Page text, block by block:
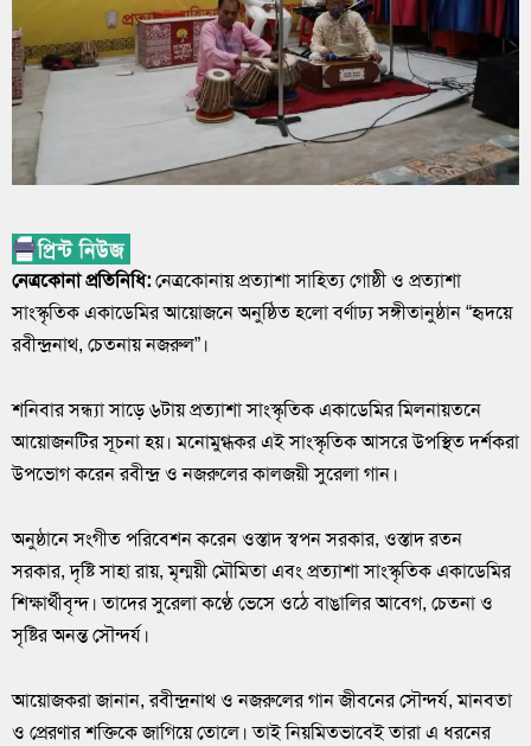
নেত্রকোনা প্রতিনিধি:নেত্রকোনায় প্রত্যাশা সাহিত্য গোষ্ঠী ও প্রত্যাশা
সাংস্কৃতিক একাডেমির আয়োজনে অনুষ্ঠিত হলো বর্ণাঢ্য সঙ্গীতানুষ্ঠান “হৃদয়ে
রবীন্দ্রনাথ, চেতনায় নজরুল”।
‎শনিবার সন্ধ্যা সাড়ে ৬টায় প্রত্যাশা সাংস্কৃতিক একাডেমির মিলনায়তনে
আয়োজনটির সূচনা হয়। মনোমুগ্ধকর এই সাংস্কৃতিক আসরে উপস্থিত দর্শকরা
উপভোগ করেন রবীন্দ্র ও নজরুলের কালজয়ী সুরেলা গান।
‎অনুষ্ঠানে সংগীত পরিবেশন করেন ওস্তাদ স্বপন সরকার, ওস্তাদ রতন
সরকার, দৃষ্টি সাহা রায়, মৃন্ময়ী মৌমিতা এবং প্রত্যাশা সাংস্কৃতিক একাডেমির
শিক্ষার্থীবৃন্দ। তাদের সুরেলা কণ্ঠে ভেসে ওঠে বাঙালির আবেগ, চেতনা ও
সৃষ্টির অনন্ত সৌন্দর্য।
‎আয়োজকরা জানান, রবীন্দ্রনাথ ও নজরুলের গান জীবনের সৌন্দর্য, মানবতা
ও প্রেরণার শক্তিকে জাগিয়ে তোলে। তাই নিয়মিতভাবেই তারা এ ধরনের